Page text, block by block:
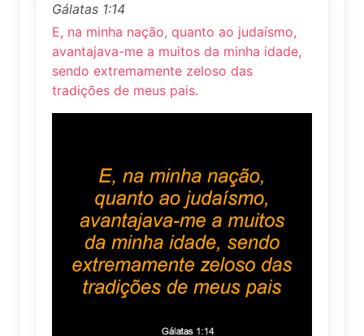
Gálatas 1:14
E, na minha nação, quanto ao judaísmo,
avantajava-me a muitos da minha idade,
sendo extremamente zeloso das
tradições de meus pais.